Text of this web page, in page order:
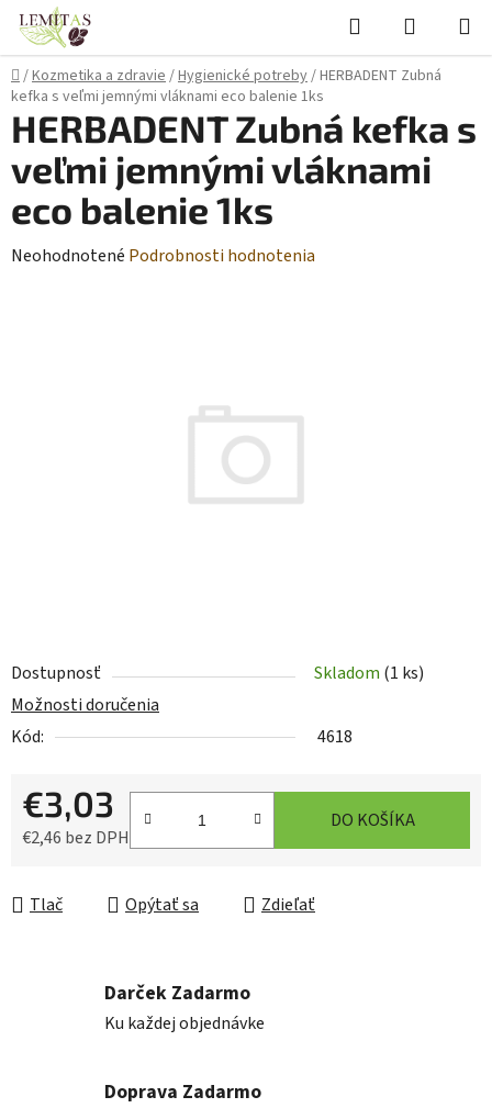
Prejsť
obsah
Hľadať
KOŠÍK
Domov
/Kozmetika a zdravie/Hygienické potreby/HERBADENT Zubná
kefka s veľmi jemnými vláknami eco balenie 1ks
Dostupnosť Skladom (1 ks)
Možnosti doručenia
Kód:
4618
€3,03
€2,46 bez DPH
DO KOŠÍKA
Tlač Opýtať sa Zdieľať
HERBADENT Zubná kefka s
veľmi jemnými vláknami
eco balenie 1ks
Priemerné
Neohodnotené Podrobnosti hodnotenia
Darček Zadarmo
Ku každej objednávke
Doprava Zadarmo